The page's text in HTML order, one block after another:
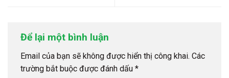
Để lại một bình luận
Email của bạn sẽ không được hiển thị công khai. Các
trường bắt buộc được đánh dấu *